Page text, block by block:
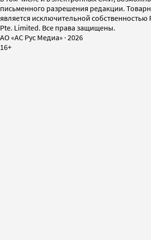
письменного разрешения редакции.
является исключительной собственностью
Pte. Limited. Все права защищены.
AO «АС Рус Медиа» · 2026
16+